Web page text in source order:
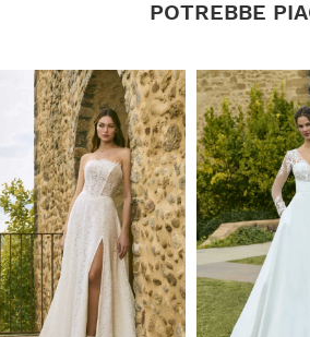
POTREBBE